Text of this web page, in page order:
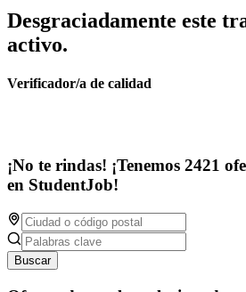
Desgraciadamente este
activo.
Verificador/a de calidad
¡No te rindas! ¡Tenemos 2421
en StudentJob!
Buscar